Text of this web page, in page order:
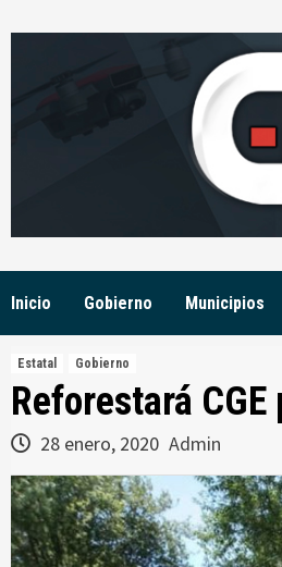
to
Inicio Gobierno Municipios
Estatal Gobierno
Reforestará
28 enero, 2020 Admin